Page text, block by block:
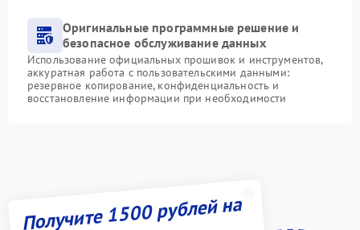
Оригинальные программные решение и
безопасное обслуживание данных
Использование официальных прошивок и инструментов,
аккуратная работа с пользовательскими данными:
резервное копирование, конфиденциальность и
восстановление информации при необходимости
Получите 1500 рублей на